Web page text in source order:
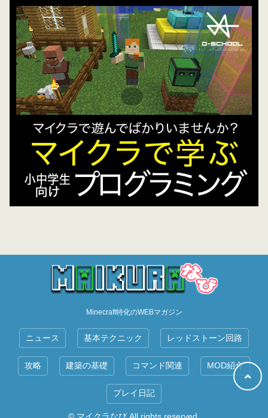
Minecraft特化のWEBマガジン
ニュース 基本テクニック レッドストーン回路
攻略 建築の基礎 コマンド関連 MOD紹介
プレイ日記